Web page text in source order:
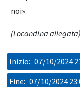
noi».
(Locandina allegata)
Inizio: 07/10/2024
Fine: 07/10/2024